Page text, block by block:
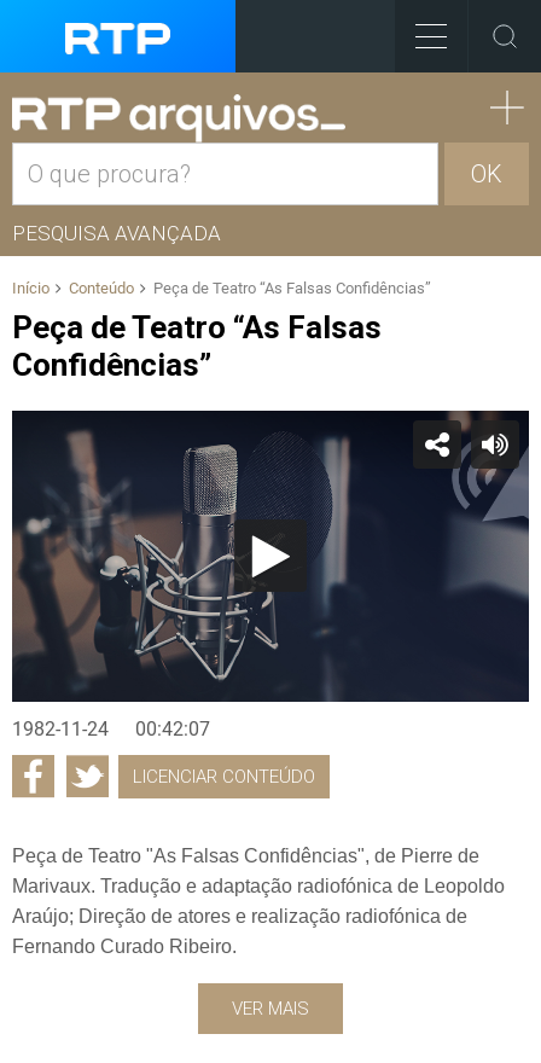
OK
PESQUISA AVANÇADA
Início Conteúdo Peça de Teatro “As Falsas Confidências”
Peça de Teatro “As Falsas
Confidências”
1982-11-24 00:42:07
LICENCIAR CONTEÚDO
Peça de Teatro "As Falsas Confidências", de Pierre de
Marivaux. Tradução e adaptação radiofónica de Leopoldo
Araújo; Direção de atores e realização radiofónica de
Fernando Curado Ribeiro.
VER MAIS